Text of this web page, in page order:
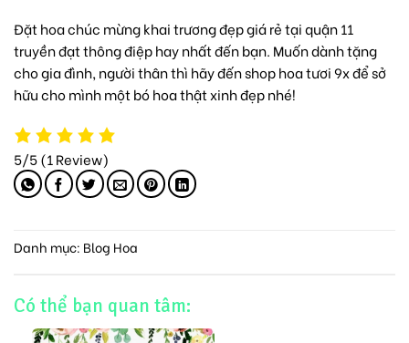
Đặt hoa chúc mừng khai trương đẹp giá rẻ tại quận 11
truyền đạt thông điệp hay nhất đến bạn. Muốn dành tặng
cho gia đình, người thân thì hãy đến shop hoa tươi 9x để sở
hữu cho mình một bó hoa thật xinh đẹp nhé!
5/5(1 Review)
Danh mục: Blog Hoa
Có thể bạn quan tâm: